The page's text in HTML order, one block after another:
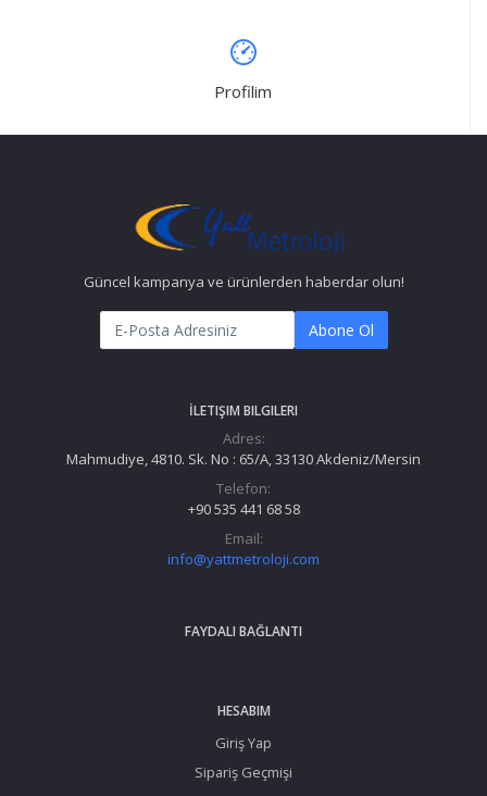
Profilim
Güncel kampanya ve ürünlerden haberdar olun!
Abone Ol
İLETIŞIM BILGILERI
Adres:
Mahmudiye, 4810. Sk. No : 65/A, 33130 Akdeniz/Mersin
Telefon:
+90 535 441 68 58
Email:
info@yattmetroloji.com
FAYDALI BAĞLANTI
HESABIM
Giriş Yap
Sipariş Geçmişi